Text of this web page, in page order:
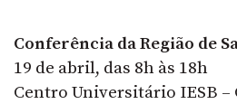
Conferência da Região de
19 de abril, das 8h às 18h
Centro Universitário IESB –